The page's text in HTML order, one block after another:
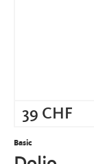
39 CHF
Basic